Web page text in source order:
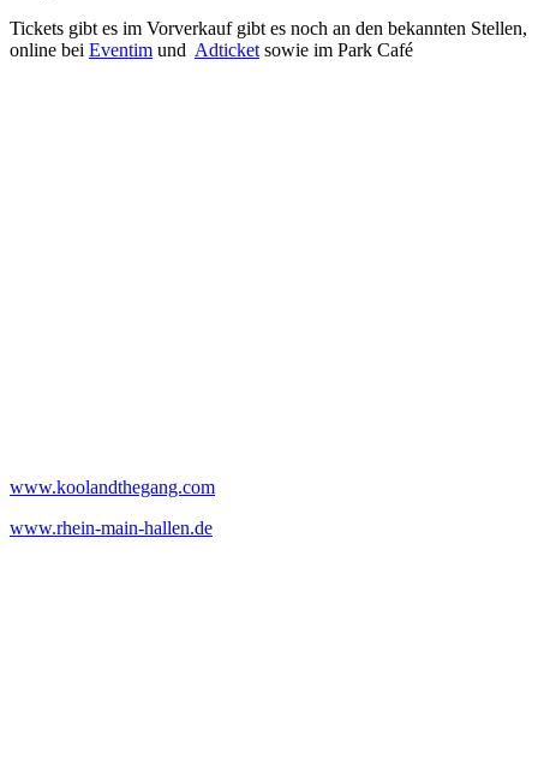
Tickets gibt es im Vorverkauf gibt es noch an den bekannten Stellen,
online bei Eventim und Adticket sowie im Park Café
www.koolandthegang.com
www.rhein-main-hallen.de